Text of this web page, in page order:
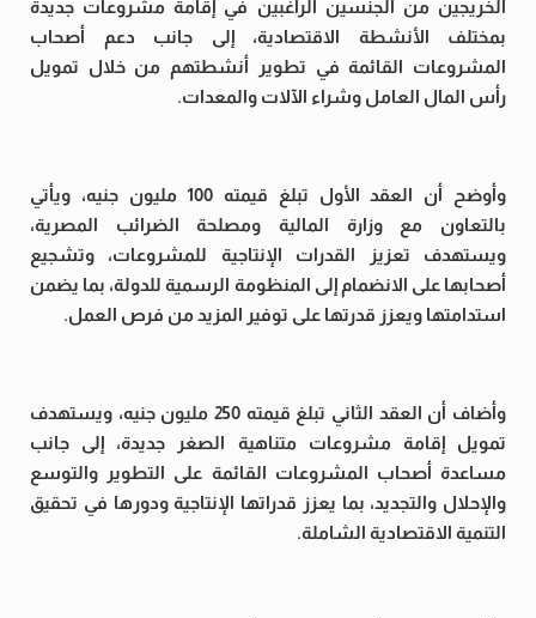
الخريجين من الجنسين الراغبين في إقامة مشروعات جديدة
بمختلف الأنشطة الاقتصادية، إلى جانب دعم أصحاب
المشروعات القائمة في تطوير أنشطتهم من خلال تمويل
رأس المال العامل وشراء الآلات والمعدات.
وأوضح أن العقد الأول تبلغ قيمته 100 مليون جنيه، ويأتي
بالتعاون مع وزارة المالية ومصلحة الضرائب المصرية،
ويستهدف تعزيز القدرات الإنتاجية للمشروعات، وتشجيع
أصحابها على الانضمام إلى المنظومة الرسمية للدولة، بما يضمن
استدامتها ويعزز قدرتها على توفير المزيد من فرص العمل.
وأضاف أن العقد الثاني تبلغ قيمته 250 مليون جنيه، ويستهدف
تمويل إقامة مشروعات متناهية الصغر جديدة، إلى جانب
مساعدة أصحاب المشروعات القائمة على التطوير والتوسع
والإحلال والتجديد، بما يعزز قدراتها الإنتاجية ودورها في تحقيق
التنمية الاقتصادية الشاملة.